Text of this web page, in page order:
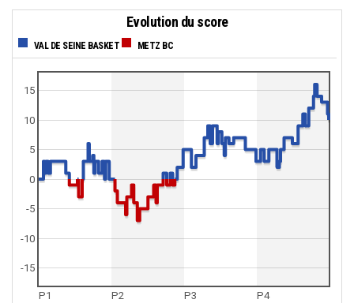
Evolution du score
VAL DE SEINE BASKET METZ BC
P1 P2 P3 P4
0
5
10
15
-15
-10
-5